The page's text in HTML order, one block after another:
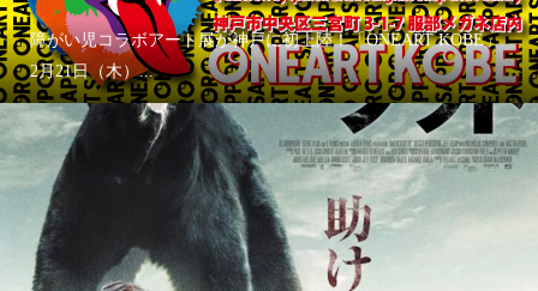
障がい児コラボアート展が神戸に初上陸！「ONEART KOBE」
2月21日（木）...